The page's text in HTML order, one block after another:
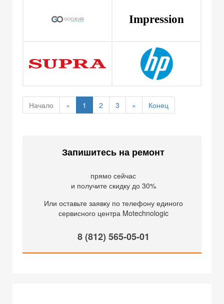
Impression
Начало « 1 2 3 » Конец
Запишитесь на ремонт
прямо сейчас
и получите скидку до 30%
Или оставьте заявку по телефону единого
сервисного центра Motechnologic
8 (812) 565-05-01